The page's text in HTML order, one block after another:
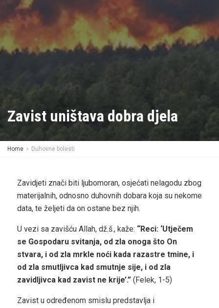
Zavist uništava dobra djela
Home Duhovne bolesti
Zavidjeti znači biti ljubomoran, osjećati nelagodu zbog
materijalnih, odnosno duhovnih dobara koja su nekome
data, te željeti da on ostane bez njih.
U vezi sa zavišću Allah, dž.š., kaže: “Reci: ‘Utječem
se Gospodaru svitanja, od zla onoga što On
stvara, i od zla mrkle noći kada razastre tmine, i
od zla smutljivca kad smutnje sije, i od zla
zavidljivca kad zavist ne krije’.” (Felek, 1-5)
Zavist u određenom smislu predstavlja i